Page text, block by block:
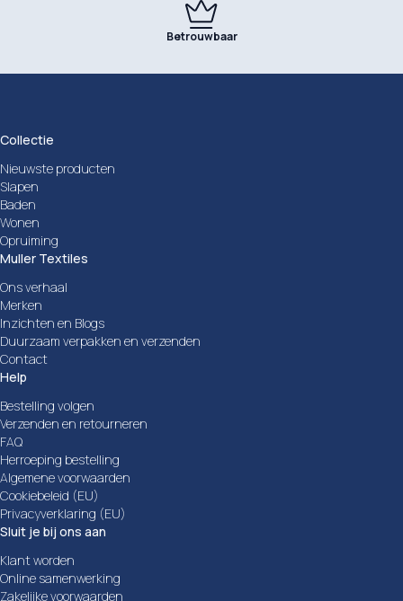
Betrouwbaar
Collectie
Nieuwste producten
Slapen
Baden
Wonen
Opruiming
Muller Textiles
Ons verhaal
Merken
Inzichten en Blogs
Duurzaam verpakken en verzenden
Contact
Help
Bestelling volgen
Verzenden en retourneren
FAQ
Herroeping bestelling
Algemene voorwaarden
Cookiebeleid (EU)
Privacyverklaring (EU)
Sluit je bij ons aan
Klant worden
Online samenwerking
Zakelijke voorwaarden